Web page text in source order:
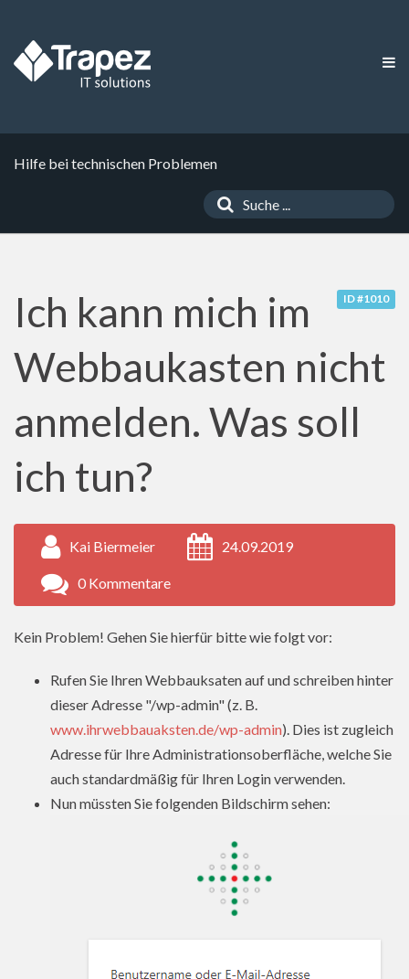
Hilfe bei technischen Problemen
ID #1010
Ich kann mich im
Webbaukasten nicht
anmelden. Was soll
ich tun?
Kai Biermeier 24.09.2019
0 Kommentare
Kein Problem! Gehen Sie hierfür bitte wie folgt vor:
Rufen Sie Ihren Webbauksaten auf und schreiben hinter
dieser Adresse "/wp-admin" (z. B.
www.ihrwebbauaksten.de/wp-admin). Dies ist zugleich
Adresse für Ihre Administrationsoberfläche, welche Sie
auch standardmäßig für Ihren Login verwenden.
Nun müssten Sie folgenden Bildschirm sehen: